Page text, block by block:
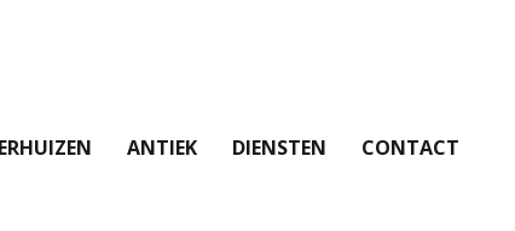
ANTIEK DIENSTEN CONTACT